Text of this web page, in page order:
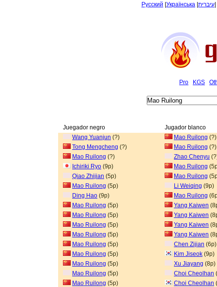
Русский Українська עיברית
Pro KGS
Juegador negro
Jugador blanco
Wang Yuanjun (?) Mao Ruilong (?)
Tong Mengcheng (?) Mao Ruilong (?)
Mao Ruilong (?) Zhao Chenyu
Ichiriki Ryo (9p) Mao Ruilong
Qiao Zhijian (5p) Mao Ruilong
Mao Ruilong (5p) Li Weiqing (9p)
Ding Hao (9p) Mao Ruilong
Mao Ruilong (5p) Yang Kaiwen
Mao Ruilong (5p) Yang Kaiwen
Mao Ruilong (5p) Yang Kaiwen
Mao Ruilong (5p) Yang Kaiwen
Mao Ruilong (5p) Chen Zijian (6p)
Mao Ruilong (5p) Kim Jiseok (9p)
Mao Ruilong (5p) Xu Jiayang (8p)
Mao Ruilong (5p) Choi Cheolhan
Mao Ruilong (5p) Choi Cheolhan